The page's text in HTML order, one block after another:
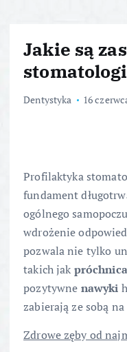
Jakie są
Dentystyka 16
Profilaktyka
fundament
ogólnego
wdrożenie
pozwala nie tylko
takich jak próchnica
pozytywne nawyki
zabierają ze sobą na
Zdrowe zęby od